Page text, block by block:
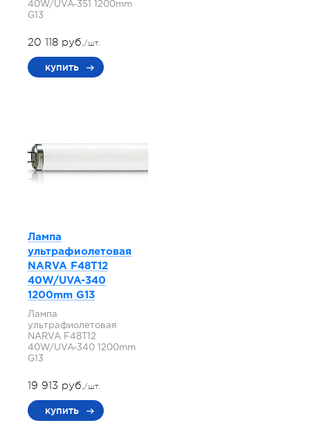
40W/UVA-351 1200mm
G13
20 118 руб./шт.
купить
Лампа
ультрафиолетовая
NARVA F48T12
40W/UVA-340
1200mm G13
Лампа
ультрафиолетовая
NARVA F48T12
40W/UVA-340 1200mm
G13
19 913 руб./шт.
купить